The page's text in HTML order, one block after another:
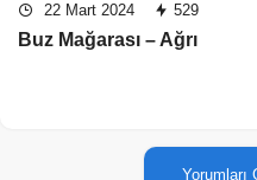
22 Mart 2024 529
Buz Mağarası – Ağrı
Yorumları